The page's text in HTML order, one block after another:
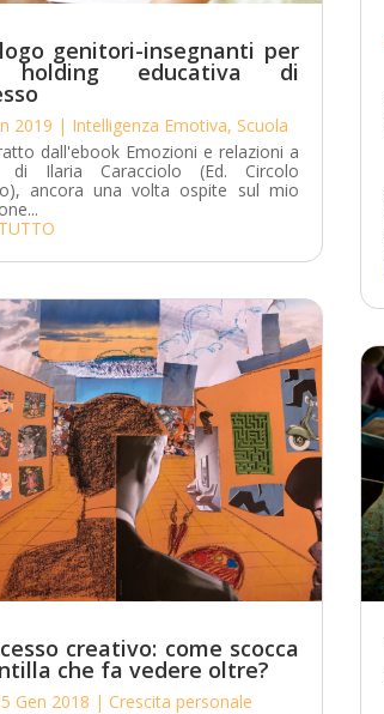
genitori-insegnanti per
holding educativa di
2019 | Intelligenza Emotiva, Scuola
dall'ebook Emozioni e relazioni a
di Ilaria Caracciolo (Ed. Circolo
ancora una volta ospite sul mio
creativo: come scocca
che fa vedere oltre?
Gen 2018 | Crescita personale